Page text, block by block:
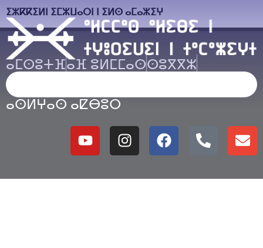
ⵉⵣⴽⴽⵉⵍⵏ ⵉⵎⵣⵡⴰⵔⵏ ⵏ ⵉⵍⵙ ⴰⵎⴰⵣⵉⵖ
ⴰⵎⵙⵓⵜⴼⴰⴼ ⵓⵍⵎⵎⴰⵙⵙⵓⴳⴳⵣ
ⵜⴰⵙⴷⵍⵉⵙⵜ
ⴰⵙⵍⵖⴰⵙ ⴰⵇⴱⵓⵔ